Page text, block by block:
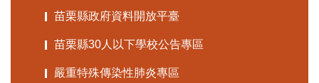
苗栗縣政府資料開放平臺
苗栗縣30人以下學校公告專區
嚴重特殊傳染性肺炎專區